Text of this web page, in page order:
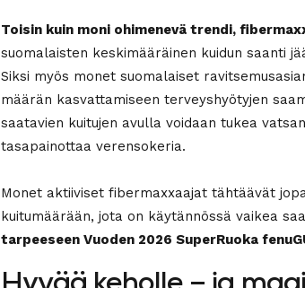
Toisin kuin moni ohimenevä trendi,
suomalaisten keskimääräinen kuidun saanti
Siksi myös monet suomalaiset
määrän kasvattamiseen terveyshyötyjen
saatavien kuitujen avulla voidaan tukea
tasapainottaa verensokeria.
Monet aktiiviset fibermaxxaajat tähtäävät
kuitumäärään, jota on käytännössä vaikea
tarpeeseen Vuoden 2026 SuperRuoka